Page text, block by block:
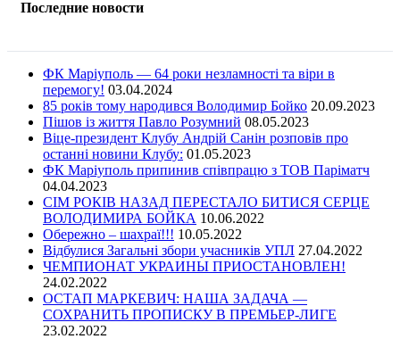
Последние новости
ФК Маріуполь — 64 роки незламності та віри в
перемогу! 03.04.2024
85 років тому народився Володимир Бойко 20.09.2023
Пішов із життя Павло Розумний 08.05.2023
Віце-президент Клубу Андрій Санін розповів про
останні новини Клубу: 01.05.2023
ФК Маріуполь припинив співпрацю з ТОВ Паріматч
04.04.2023
СІМ РОКІВ НАЗАД ПЕРЕСТАЛО БИТИСЯ СЕРЦЕ
ВОЛОДИМИРА БОЙКА 10.06.2022
Обережно – шахраї!!! 10.05.2022
Відбулися Загальні збори учасників УПЛ 27.04.2022
ЧЕМПИОНАТ УКРАИНЫ ПРИОСТАНОВЛЕН!
24.02.2022
ОСТАП МАРКЕВИЧ: НАША ЗАДАЧА —
СОХРАНИТЬ ПРОПИСКУ В ПРЕМЬЕР-ЛИГЕ
23.02.2022